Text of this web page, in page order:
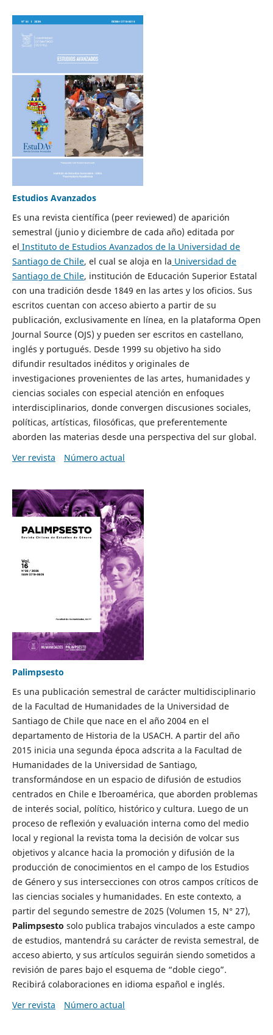
Estudios Avanzados
Es una revista científica (peer reviewed) de aparición
semestral (junio y diciembre de cada año) editada por
el Instituto de Estudios Avanzados de la Universidad de
Santiago de Chile, el cual se aloja en la Universidad de
Santiago de Chile, institución de Educación Superior Estatal
con una tradición desde 1849 en las artes y los oficios. Sus
escritos cuentan con acceso abierto a partir de su
publicación, exclusivamente en línea, en la plataforma Open
Journal Source (OJS) y pueden ser escritos en castellano,
inglés y portugués. Desde 1999 su objetivo ha sido
difundir resultados inéditos y originales de
investigaciones provenientes de las artes, humanidades y
ciencias sociales con especial atención en enfoques
interdisciplinarios, donde convergen discusiones sociales,
políticas, artísticas, filosóficas, que preferentemente
aborden las materias desde una perspectiva del sur global.
Ver revista
Número actual
Palimpsesto
Es una publicación semestral de carácter multidisciplinario
de la Facultad de Humanidades de la Universidad de
Santiago de Chile que nace en el año 2004 en el
departamento de Historia de la USACH. A partir del año
2015 inicia una segunda época adscrita a la Facultad de
Humanidades de la Universidad de Santiago,
transformándose en un espacio de difusión de estudios
centrados en Chile e Iberoamérica, que aborden problemas
de interés social, político, histórico y cultura. Luego de un
proceso de reflexión y evaluación interna como del medio
local y regional la revista toma la decisión de volcar sus
objetivos y alcance hacia la promoción y difusión de la
producción de conocimientos en el campo de los Estudios
de Género y sus intersecciones con otros campos críticos de
las ciencias sociales y humanidades. En este contexto, a
partir del segundo semestre de 2025 (Volumen 15, N° 27),
Palimpsesto solo publica trabajos vinculados a este campo
de estudios, mantendrá su carácter de revista semestral, de
acceso abierto, y sus artículos seguirán siendo sometidos a
revisión de pares bajo el esquema de “doble ciego”.
Recibirá colaboraciones en idioma español e inglés.
Ver revista
Número actual